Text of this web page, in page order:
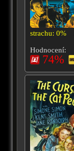
strachu: 0%
Hodnocení:
74%